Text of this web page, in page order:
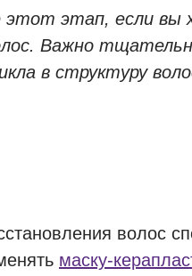
этот этап, если вы
Важно
в структуру
волос
маску-